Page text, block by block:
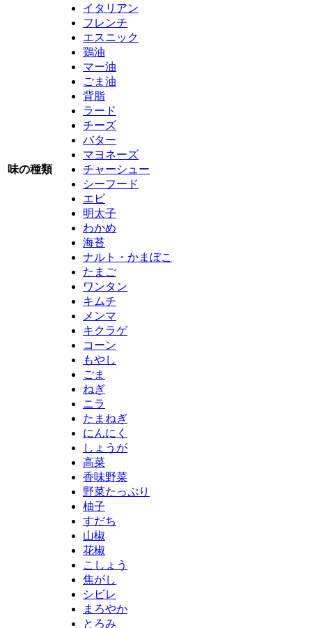
味の種類
イタリアン
フレンチ
エスニック
鶏油
マー油
ごま油
背脂
ラード
チーズ
バター
マヨネーズ
チャーシュー
シーフード
エビ
明太子
わかめ
海苔
ナルト・かまぼこ
たまご
ワンタン
キムチ
メンマ
キクラゲ
コーン
もやし
ごま
ねぎ
ニラ
たまねぎ
にんにく
しょうが
高菜
香味野菜
野菜たっぷり
柚子
すだち
山椒
花椒
こしょう
焦がし
シビレ
まろやか
とろみ